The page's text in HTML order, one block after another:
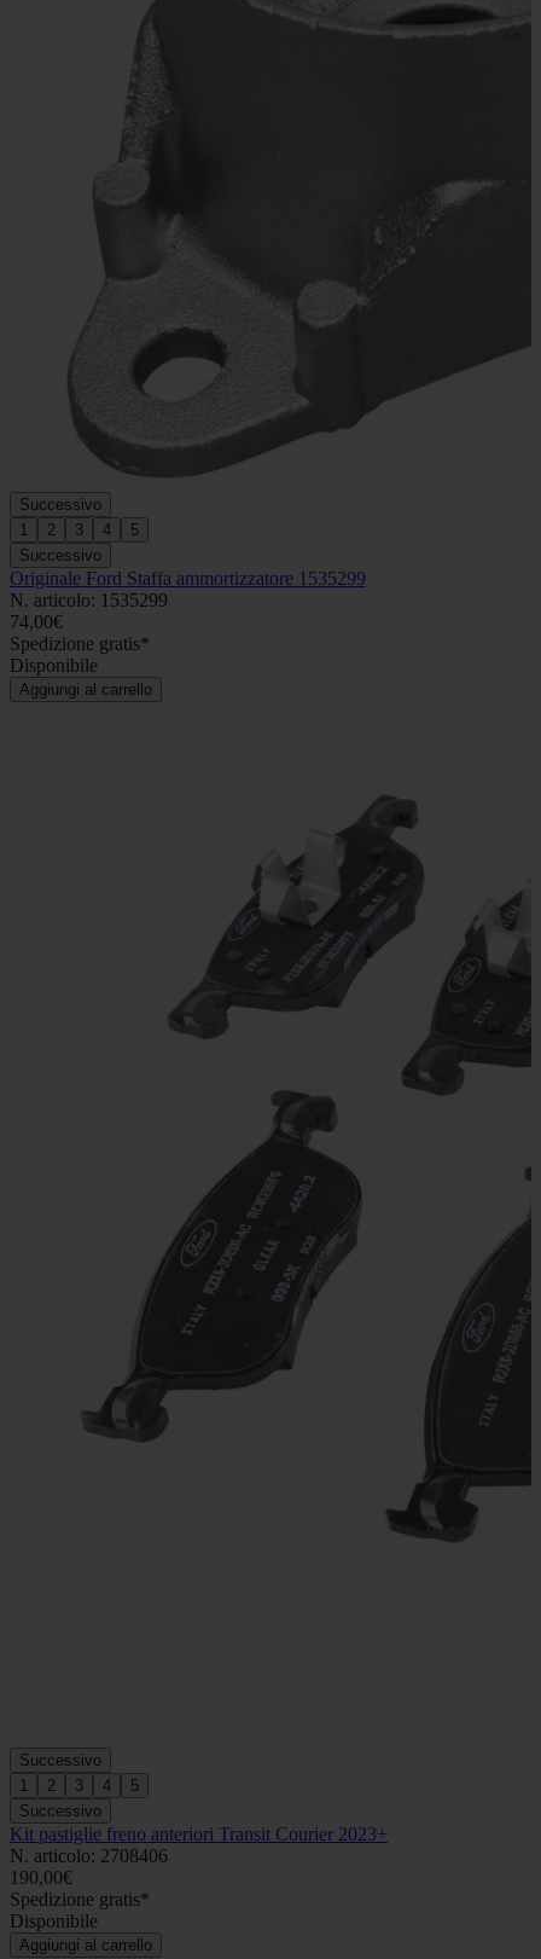
Successivo
1
2 3 4
5
Successivo
Originale Ford Staffa ammortizzatore 1535299
N. articolo: 1535299
74,00€
Spedizione gratis*
Disponibile
Aggiungi al carrello
Successivo
1
2 3 4
5
Successivo
Kit pastiglie freno anteriori Transit Courier 2023+
N. articolo: 2708406
190,00€
Spedizione gratis*
Disponibile
Aggiungi al carrello